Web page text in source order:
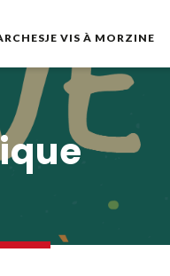
JE VIS À MORZINE